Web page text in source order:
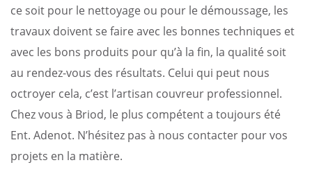
ce soit pour le nettoyage ou pour le démoussage, les
travaux doivent se faire avec les bonnes techniques et
avec les bons produits pour qu’à la fin, la qualité soit
au rendez-vous des résultats. Celui qui peut nous
octroyer cela, c’est l’artisan couvreur professionnel.
Chez vous à Briod, le plus compétent a toujours été
Ent. Adenot. N’hésitez pas à nous contacter pour vos
projets en la matière.